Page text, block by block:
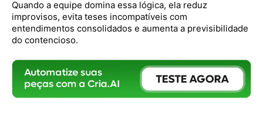
Quando a equipe domina essa lógica, ela reduz
improvisos, evita teses incompatíveis com
entendimentos consolidados e aumenta a previsibilidade
do contencioso.